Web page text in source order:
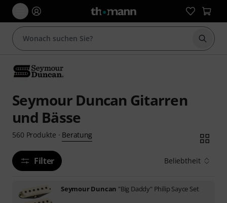
Suche
Seymour Duncan Gitarren
und Bässe
560 Produkte · Beratung
Filter Beliebtheit
Seymour Duncan "Big Daddy" Philip Sayce Set